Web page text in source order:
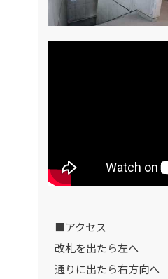
■アクセス
改札を出たら左へ
通りに出たら右方向へ